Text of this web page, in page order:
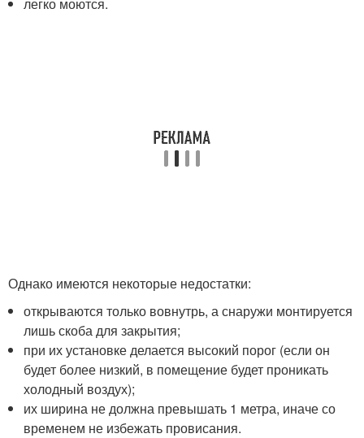
Однако имеются некоторые недостатки:
открываются только вовнутрь, а снаружи монтируется
лишь скоба для закрытия;
при их установке делается высокий порог (если он
будет более низкий, в помещение будет проникать
холодный воздух);
их ширина не должна превышать 1 метра, иначе со
временем не избежать провисания.